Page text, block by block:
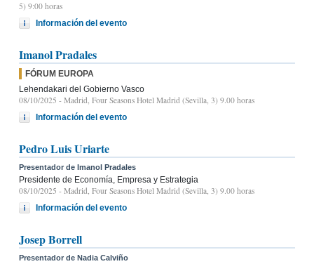
5) 9:00 horas
Información del evento
Imanol Pradales
FÓRUM EUROPA
Lehendakari del Gobierno Vasco
08/10/2025 - Madrid, Four Seasons Hotel Madrid (Sevilla, 3) 9.00 horas
Información del evento
Pedro Luis Uriarte
Presentador de Imanol Pradales
Presidente de Economía, Empresa y Estrategia
08/10/2025 - Madrid, Four Seasons Hotel Madrid (Sevilla, 3) 9.00 horas
Información del evento
Josep Borrell
Presentador de Nadia Calviño